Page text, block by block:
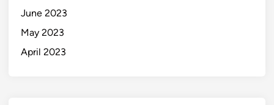
June 2023
May 2023
April 2023